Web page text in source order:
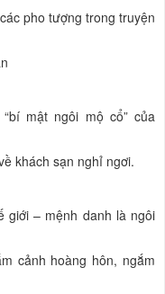
pho tượng trong truyện
mật ngôi mộ cổ” của
khách sạn nghỉ ngơi.
giới – mệnh danh là ngôi
cảnh hoàng hôn, ngắm